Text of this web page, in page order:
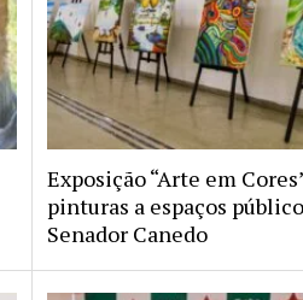
Exposição “Arte em
pinturas a espaços
Senador Canedo